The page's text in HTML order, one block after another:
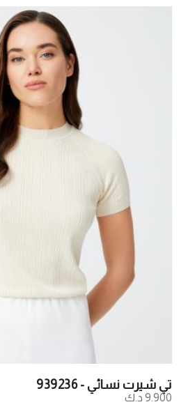
تي شيرت نسائي - 939236
9.900 د.ك